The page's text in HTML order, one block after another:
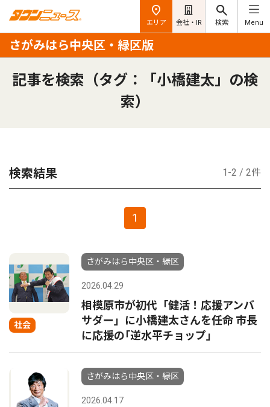
エリア 会社・IR 検索 Menu
さがみはら中央区・緑区版
記事を検索（タグ：「小橋建太」の検
索）
検索結果 1-2 / 2件
1
社会
さがみはら中央区・緑区
2026.04.29
相模原市が初代「健活！応援アンバ
サダー」に小橋建太さんを任命 市長
に応援の｢逆水平チョップ｣
さがみはら中央区・緑区
2026.04.17